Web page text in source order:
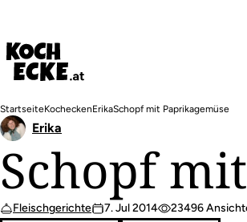
Inhalt
Pfadnavigation
StartseiteKocheckenErikaSchopf mit Paprikagemüse
Schopf
Fleischgerichte 7. Jul 2014 23496
Erika